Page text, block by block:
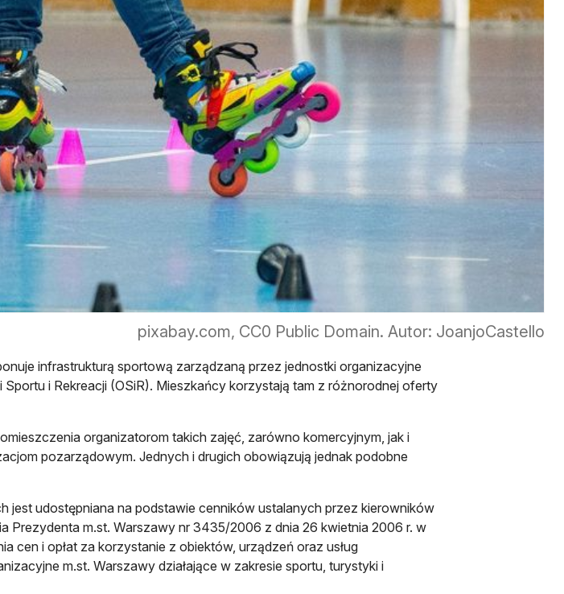
pixabay.com, CC0 Public Domain. Autor: JoanjoCastello
infrastrukturą sportową zarządzaną przez jednostki organizacyjne
i Rekreacji (OSiR). Mieszkańcy korzystają tam z różnorodnej oferty
organizatorom takich zajęć, zarówno komercyjnym, jak i
pozarządowym. Jednych i drugich obowiązują jednak podobne
jest udostępniana na podstawie cenników ustalanych przez kierowników
Prezydenta m.st. Warszawy nr 3435/2006 z dnia 26 kwietnia 2006 r. w
cen i opłat za korzystanie z obiektów, urządzeń oraz usług
m.st. Warszawy działające w zakresie sportu, turystyki i